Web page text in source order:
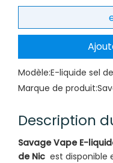
Modèle:E-liquide sel
Marque de produit:
Description
Savage Vape E-
de Nic est disponible